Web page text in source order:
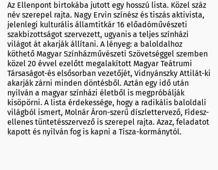
Az Ellenpont birtokába jutott egy hosszú lista. Közel száz
név szerepel rajta. Nagy Ervin színész és tiszás aktivista,
jelenlegi kulturális államtitkár 16 előadóművészeti
szakbizottságot szervezett, ugyanis a teljes színházi
világot át akarják állítani. A lényeg: a baloldalhoz
köthető Magyar Színházművészeti Szövetséggel szemben
közel 20 évvel ezelőtt megalakított Magyar Teátrumi
Társaságot-és elsősorban vezetőjét, Vidnyánszky Attilát-ki
akarják zárni minden döntésből. Aztán egy idő után
nyilván a magyar színházi életből is megpróbálják
kisöpörni. A lista érdekessége, hogy a radikális baloldali
világból ismert, Molnár Áron-szerű díszlettervező, Fidesz-
ellenes tüntetésszervező is szerepel rajta. Azaz, feladatot
kapott és nyilván fog is kapni a Tisza-kormánytól.